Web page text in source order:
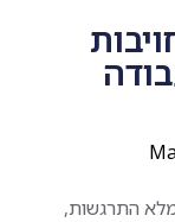
התרגשות,